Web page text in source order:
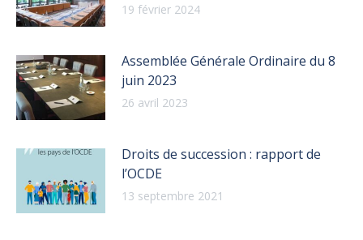
19 février 2024
Assemblée Générale Ordinaire du 8
juin 2023
26 avril 2023
Droits de succession : rapport de
l’OCDE
13 septembre 2021